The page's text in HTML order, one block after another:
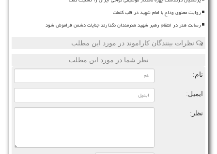
روایت معنوی وداع با امام شهید در قاب کلمات
رسالت هنر در انتقام رهبر شهید هنرمندان نگذارند جنایات دشمن فراموش شود
نظرات بینندگان کاراموند در مورد این مطلب
نظر شما در مورد این مطلب
نام:
ایمیل:
نظر: